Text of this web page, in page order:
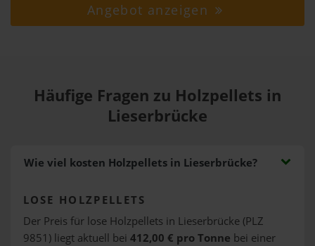
Angebot anzeigen
Häufige Fragen zu Holzpellets in
Lieserbrücke
Wie viel kosten Holzpellets in Lieserbrücke?
LOSE HOLZPELLETS
Der Preis für lose Holzpellets in Lieserbrücke (PLZ
9851) liegt aktuell bei 412,00 € pro Tonne bei einer